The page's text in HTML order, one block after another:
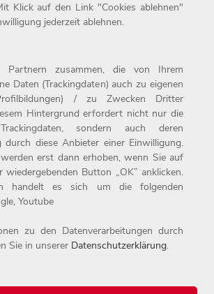
Jobs
Einstiegslevel
Arbeitsfelder
Kontakt
Impressum
Datenschutz
Alle Rechte vorbehalten.
Klick auf den Link "Cookies ablehnen"
jederzeit ablehnen.
zusammen, die von Ihrem
Daten (Trackingdaten) auch zu eigenen
/ zu Zwecken Dritter
Hintergrund erfordert nicht nur die
sondern auch deren
durch diese Anbieter einer Einwilligung.
erst dann erhoben, wenn Sie auf
wiedergebenden Button „OK” anklicken.
handelt es sich um die folgenden
Youtube
zu den Datenverarbeitungen durch
Sie in unserer Datenschutzerklärung.